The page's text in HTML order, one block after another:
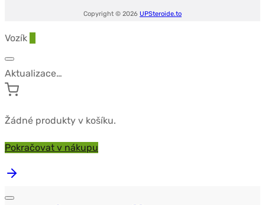
Copyright © 2026 UPSteroide.to
Vozík
Aktualizace…
Žádné produkty v košíku.
Pokračovat v nákupu